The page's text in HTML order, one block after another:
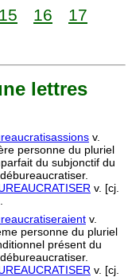
15 16
17
lettres
v.
personne du pluriel
du subjonctif du
v. [cj.
v.
personne du pluriel
présent du
v. [cj.